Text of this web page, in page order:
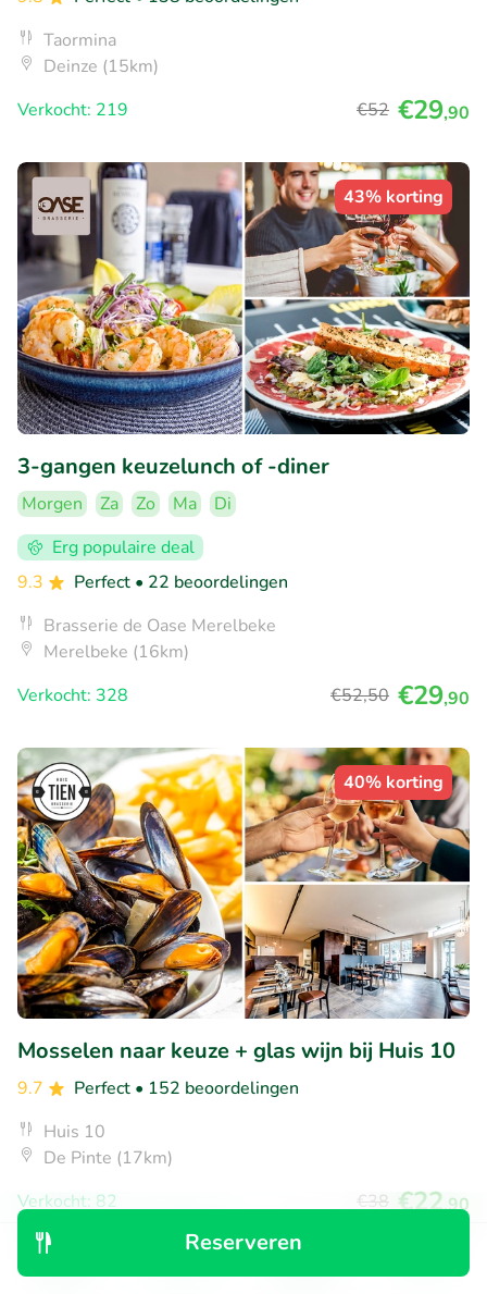
Reserveren
Taormina
Deinze (15km)
Verkocht: 219
€52 €29,90
43% korting
3-gangen keuzelunch of -diner
Morgen Za Zo Ma
Di
Erg populaire deal
9.3
Perfect • 22 beoordelingen
Brasserie de Oase Merelbeke
Merelbeke (16km)
Verkocht: 328
€52,50 €29,90
40% korting
Mosselen naar keuze + glas wijn bij Huis 10
9.7 Perfect • 152 beoordelingen
Huis 10
De Pinte (17km)
Verkocht: 82
€38 €22,90